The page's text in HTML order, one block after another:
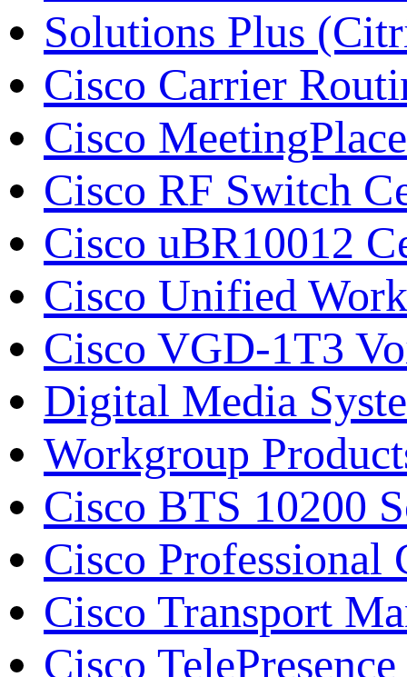
Solutions Plus
Cisco Carrier
Cisco MeetingPlace
Cisco RF Switch
Cisco uBR10012
Cisco Unified
Cisco VGD-1T3
Digital Media
Workgroup
Cisco BTS 10200
Cisco
Cisco Transport
Cisco